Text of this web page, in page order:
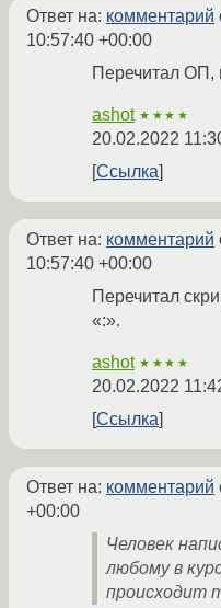
Ответ на: комментарий
10:57:40 +00:00
Перечитал ОП,
ashot ★★★★
20.02.2022
Ссылка
Ответ на: комментарий
10:57:40 +00:00
Перечитал
«:».
ashot ★★★★
20.02.2022
Ссылка
Ответ на: комментарий
+00:00
Человек
любому в
происходит